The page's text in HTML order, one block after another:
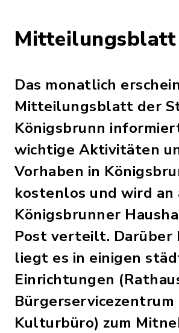
Mitteilungsblatt
Das monatlich
Mitteilungsblatt der
Königsbrunn
wichtige Aktivitäten
Vorhaben in
kostenlos und wird
Königsbrunner
Post verteilt. Darüber
liegt es in einigen
Einrichtungen
Bürgerservicezentrum
Kulturbüro) zum